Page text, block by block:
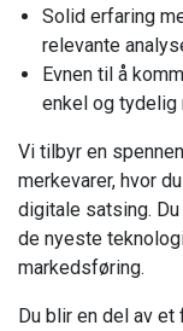
Solid erfaring
relevante
Evnen til å
enkel og tydelig
Vi tilbyr en
merkevarer, hvor
digitale satsing.
de nyeste
markedsføring.
Du blir en del av